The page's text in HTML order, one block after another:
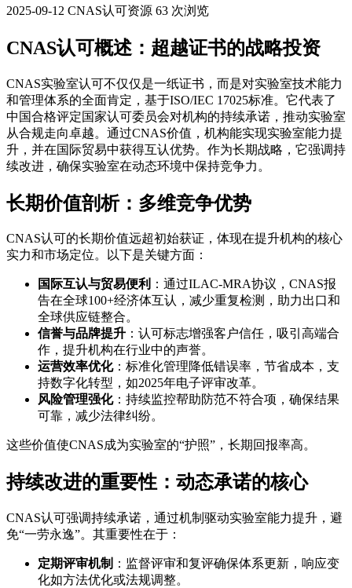
2025-09-12 CNAS认可资源 63 次浏览
CNAS认可概述：超越证书的战略投资
CNAS实验室认可不仅仅是一纸证书，而是对实验室技术能力
和管理体系的全面肯定，基于ISO/IEC 17025标准。它代表了
中国合格评定国家认可委员会对机构的持续承诺，推动实验室
从合规走向卓越。通过CNAS价值，机构能实现实验室能力提
升，并在国际贸易中获得互认优势。作为长期战略，它强调持
续改进，确保实验室在动态环境中保持竞争力。
长期价值剖析：多维竞争优势
CNAS认可的长期价值远超初始获证，体现在提升机构的核心
实力和市场定位。以下是关键方面：
国际互认与贸易便利 ：通过ILAC-MRA协议，CNAS报
告在全球100+经济体互认，减少重复检测，助力出口和
全球供应链整合。
信誉与品牌提升 ：认可标志增强客户信任，吸引高端合
作，提升机构在行业中的声誉。
运营效率优化：标准化管理降低错误率，节省成本，支
持数字化转型，如2025年电子评审改革。
风险管理强化：持续监控帮助防范不符合项，确保结果
可靠，减少法律纠纷。
这些价值使CNAS成为实验室的“护照”，长期回报率高。
持续改进的重要性：动态承诺的核心
CNAS认可强调持续承诺，通过机制驱动实验室能力提升，避
免“一劳永逸”。其重要性在于：
定期评审机制 ：监督评审和复评确保体系更新，响应变
化如方法优化或法规调整。